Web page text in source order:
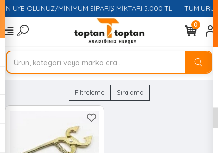
ÜYE OLUNUZ/MİNİMUM SİPARİŞ MİKTARI 5.000 TL TÜM
0
Filtreleme Sıralama